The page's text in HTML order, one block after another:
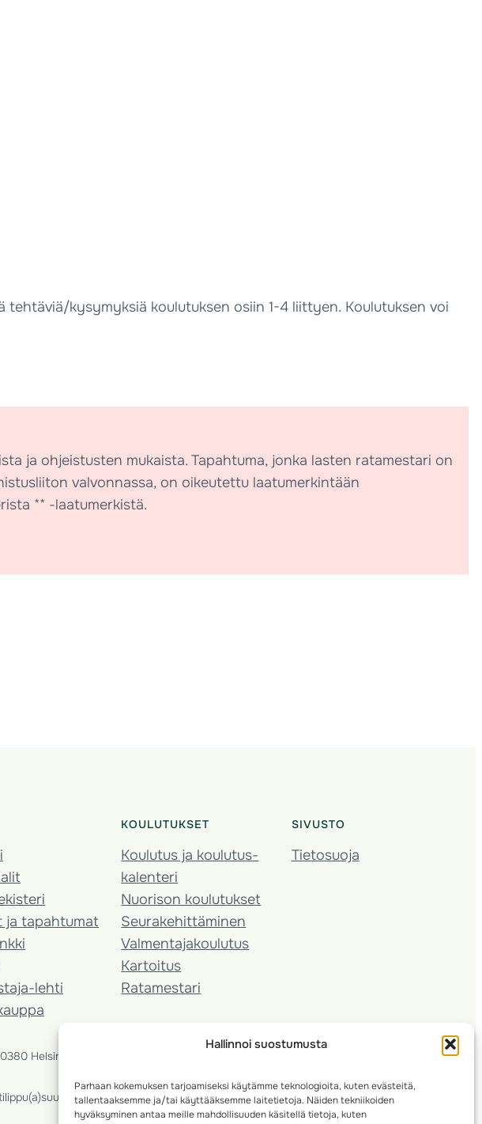
Hallinnoi suostumusta
Parhaan kokemuksen tarjoamiseksi käytämme teknologioita, kuten evästeitä,
tallentaaksemme ja/tai käyttääksemme laitetietoja. Näiden tekniikoiden
hyväksyminen antaa meille mahdollisuuden käsitellä tietoja, kuten
kysymyksiä koulutuksen osiin 1-4 liittyen. Koulutuksen voi
ja ohjeistusten mukaista. Tapahtuma, jonka lasten ratamestari on
valvonnassa, on oikeutettu laatumerkintään
** -laatumerkistä.
ja tapahtumat
lehti
KOULUTUKSET
Koulutus ja koulutus­
kalenteri
Nuorison koulutukset
Seura­kehittäminen
Valmentaja­koulutus
Kartoitus
Ratamestari
SIVUSTO
Tietosuoja
Helsinki, Finland